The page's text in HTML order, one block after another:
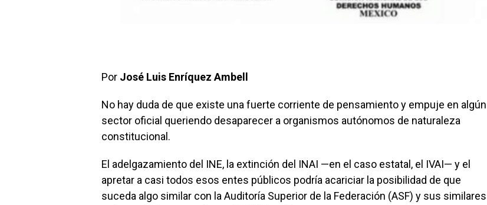
Por José Luis Enríquez Ambell
No hay duda de que existe una fuerte corriente de pensamiento y empuje en algún
sector oficial queriendo desaparecer a organismos autónomos de naturaleza
constitucional.
El adelgazamiento del INE, la extinción del INAI —en el caso estatal, el IVAI— y el
apretar a casi todos esos entes públicos podría acariciar la posibilidad de que
suceda algo similar con la Auditoría Superior de la Federación (ASF) y sus similares